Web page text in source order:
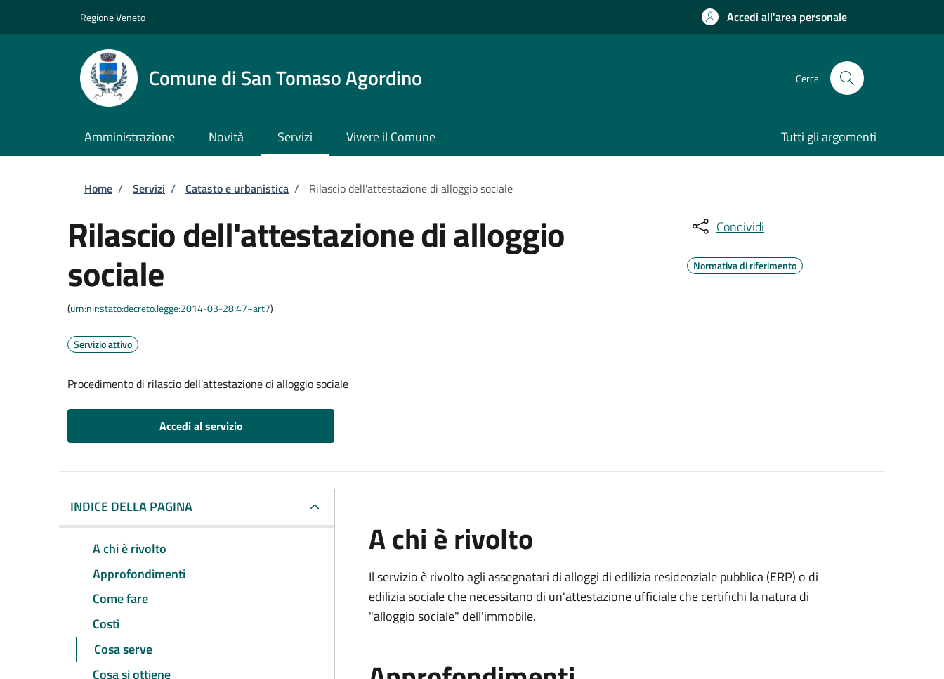
Regione Veneto Accedi all'area personale
Comune di San Tomaso Agordino Cerca
Amministrazione Novità Servizi Vivere il Comune Tutti gli argomenti
Briciole di pane
Home / Servizi / Catasto e urbanistica / Rilascio dell'attestazione di alloggio sociale
Rilascio dell'attestazione di alloggio
sociale
(urn:nir:stato:decreto.legge:2014-03-28;47~art7)
Servizio attivo
Procedimento di rilascio dell'attestazione di alloggio sociale
Accedi al servizio
Condividi
Normativa di riferimento
INDICE DELLA PAGINA
A chi è rivolto
Approfondimenti
Come fare
Costi
Cosa serve
Cosa si ottiene
A chi è rivolto
Il servizio è rivolto agli assegnatari di alloggi di edilizia residenziale pubblica (ERP) o di
edilizia sociale che necessitano di un'attestazione ufficiale che certifichi la natura di
"alloggio sociale" dell'immobile.